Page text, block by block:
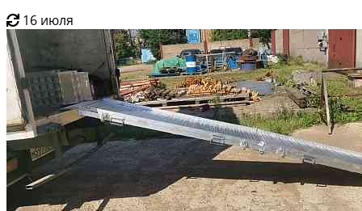
16 июля